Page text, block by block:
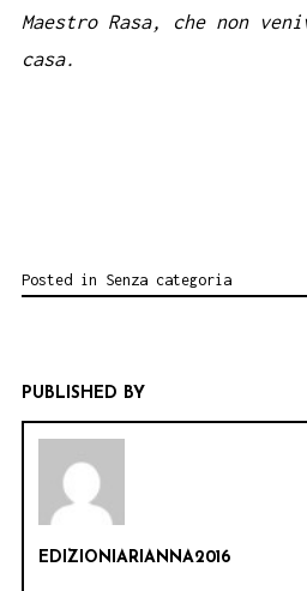
Maestro Rasa, che non
casa.
Posted in Senza categoria
PUBLISHED BY
EDIZIONIARIANNA2016